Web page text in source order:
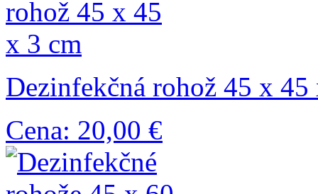
Dezinfekčná rohož 45 x 45
Cena: 20,00 €